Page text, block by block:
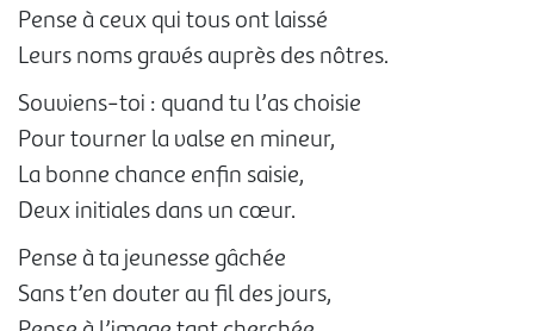
Pense à ceux qui tous ont laissé
Leurs noms gravés auprès des nôtres.
Souviens-toi : quand tu l’as choisie
Pour tourner la valse en mineur,
La bonne chance enfin saisie,
Deux initiales dans un cœur.
Pense à ta jeunesse gâchée
Sans t’en douter au fil des jours,